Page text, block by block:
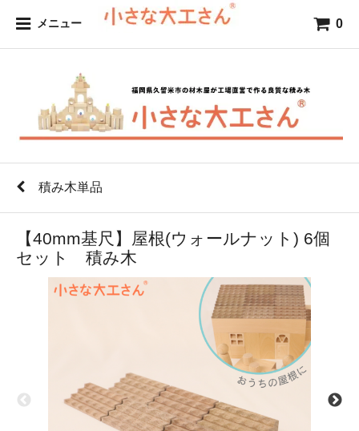
メニュー 0
積み木単品
【40mm基尺】屋根(ウォールナット) 6個
セット 積み木